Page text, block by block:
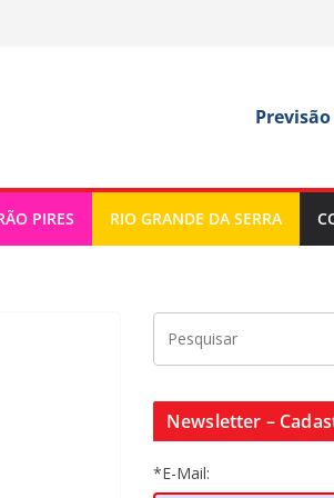
PIRES RIO GRANDE DA SERRA
Newsletter –
*E-Mail: